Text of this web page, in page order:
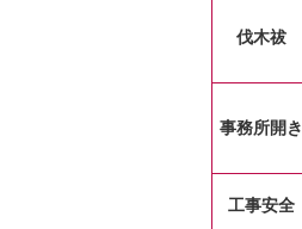
伐木祓
事務所開き
工事安全